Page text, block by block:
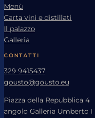
Menù
Carta vini e distillati
Il palazzo
Galleria
CONTATTI
329 9415437
gousto@gousto.eu
Piazza della Repubblica 4
angolo Galleria Umberto I